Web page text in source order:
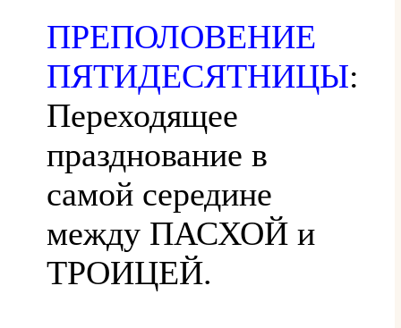
ПРЕПОЛОВЕНИЕ
ПЯТИДЕСЯТНИЦЫ:
Переходящее
празднование в
самой середине
между ПАСХОЙ и
ТРОИЦЕЙ.